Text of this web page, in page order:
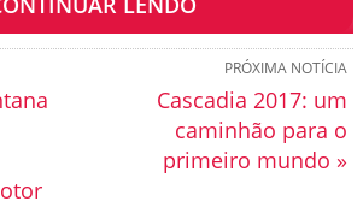
PRÓXIMA NOTÍCIA
Cascadia 2017: um
caminhão para o
primeiro mundo »